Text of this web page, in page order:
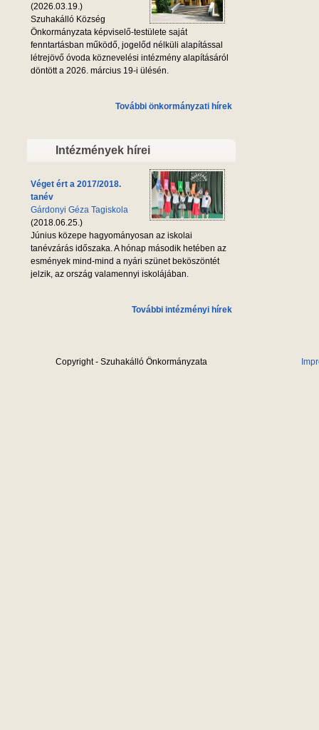
(2026.03.19.)
Szuhakálló Község
Önkormányzata képviselő-testülete saját
fenntartásban működő, jogelőd nélküli alapítással
létrejövő óvoda köznevelési intézmény alapításáról
döntött a 2026. március 19-i ülésén.
További önkormányzati hírek
Intézmények hírei
Véget ért a 2017/2018.
tanév
Gárdonyi Géza Tagiskola
(2018.06.25.)
Június közepe hagyományosan az iskolai
tanévzárás időszaka. A hónap második hetében az
esmények mind-mind a nyári szünet beköszöntét
jelzik, az ország valamennyi iskolájában.
További intézményi hírek
Copyright - Szuhakálló Önkormányzata